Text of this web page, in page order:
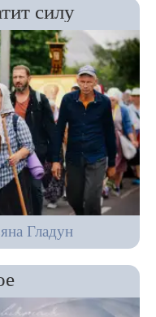
силу
Гладун